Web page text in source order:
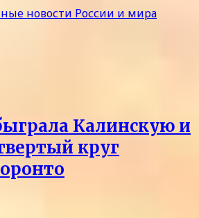
Калинскую и
круг